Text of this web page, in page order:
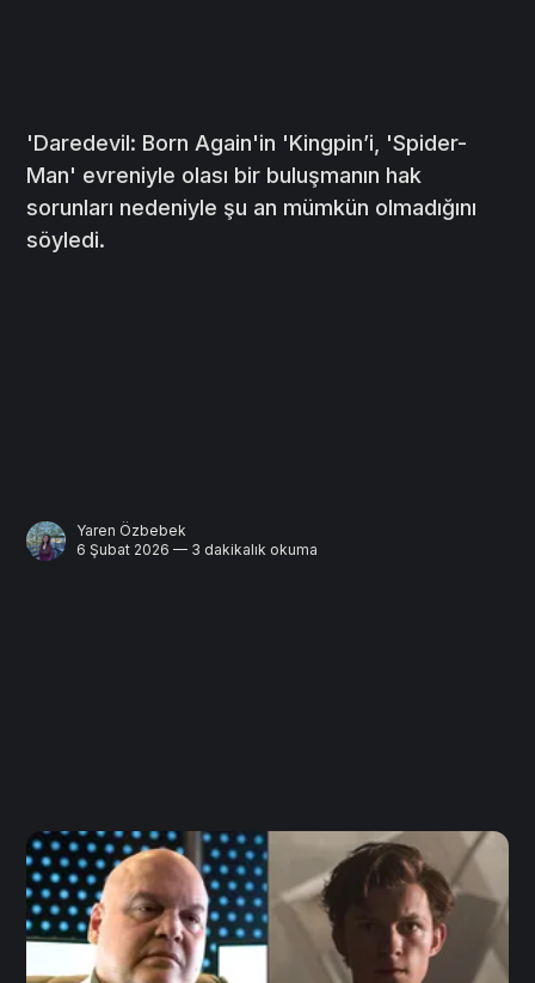
'Daredevil: Born Again'in 'Kingpin’i, 'Spider-
Man' evreniyle olası bir buluşmanın hak
sorunları nedeniyle şu an mümkün olmadığını
söyledi.
Yaren Özbebek
6 Şubat 2026 — 3 dakikalık okuma